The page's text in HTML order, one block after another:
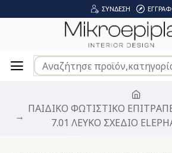
ΣΎΝΔΕΣΗ
ΠΑΙΔΙΚΟ ΦΩΤΙΣΤΙΚΟ
7.01 ΛΕΥΚΟ ΣΧΕΔΙΟ